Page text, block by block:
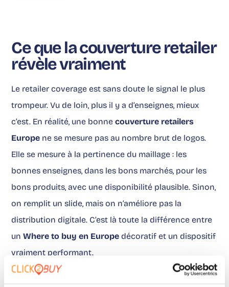
Ce que la couverture retailer
révèle vraiment
Le retailer coverage est sans doute le signal le plus
trompeur. Vu de loin, plus il y a d’enseignes, mieux
c’est. En réalité, une bonnecouverture retailers
Europe ne se mesure pas au nombre brut de logos.
Elle se mesure à la pertinence du maillage : les
bonnes enseignes, dans les bons marchés, pour les
bons produits, avec une disponibilité plausible. Sinon,
on remplit un slide, mais on n’améliore pas la
distribution digitale. C’est là toute la différence entre
unWhere to buy en Europe décoratif et un dispositif
vraiment performant.